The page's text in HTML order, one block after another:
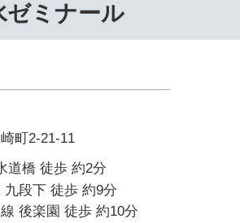
ゼミナール
町2-21-11
道橋 徒歩 約2分
段下 徒歩 約9分
後楽園 徒歩 約10分